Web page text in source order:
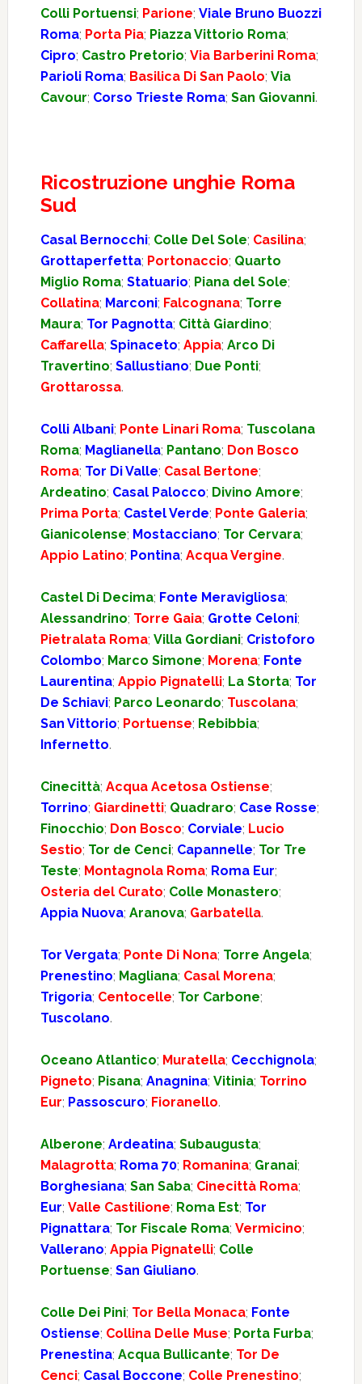
Colli Portuensi; Parione; Viale Bruno Buozzi
Roma; Porta Pia; Piazza Vittorio Roma;
Cipro; Castro Pretorio; Via Barberini Roma;
Parioli Roma; Basilica Di San Paolo; Via
Cavour; Corso Trieste Roma; San Giovanni.
Ricostruzione unghie Roma
Sud
Casal Bernocchi; Colle Del Sole; Casilina;
Grottaperfetta; Portonaccio; Quarto
Miglio Roma; Statuario; Piana del Sole;
Collatina; Marconi; Falcognana; Torre
Maura; Tor Pagnotta; Città Giardino;
Caffarella; Spinaceto; Appia; Arco Di
Travertino; Sallustiano; Due Ponti;
Grottarossa.
Colli Albani; Ponte Linari Roma; Tuscolana
Roma; Maglianella; Pantano; Don Bosco
Roma; Tor Di Valle; Casal Bertone;
Ardeatino; Casal Palocco; Divino Amore;
Prima Porta; Castel Verde; Ponte Galeria;
Gianicolense; Mostacciano; Tor Cervara;
Appio Latino; Pontina; Acqua Vergine.
Castel Di Decima; Fonte Meravigliosa;
Alessandrino; Torre Gaia; Grotte Celoni;
Pietralata Roma; Villa Gordiani; Cristoforo
Colombo; Marco Simone; Morena; Fonte
Laurentina; Appio Pignatelli; La Storta; Tor
De Schiavi; Parco Leonardo; Tuscolana;
San Vittorio; Portuense; Rebibbia;
Infernetto.
Cinecittà; Acqua Acetosa Ostiense;
Torrino; Giardinetti; Quadraro; Case Rosse;
Finocchio; Don Bosco; Corviale; Lucio
Sestio; Tor de Cenci; Capannelle; Tor Tre
Teste; Montagnola Roma; Roma Eur;
Osteria del Curato; Colle Monastero;
Appia Nuova; Aranova; Garbatella.
Tor Vergata; Ponte Di Nona; Torre Angela;
Prenestino; Magliana; Casal Morena;
Trigoria; Centocelle; Tor Carbone;
Tuscolano.
Oceano Atlantico; Muratella; Cecchignola;
Pigneto; Pisana; Anagnina; Vitinia; Torrino
Eur; Passoscuro; Fioranello.
Alberone; Ardeatina; Subaugusta;
Malagrotta; Roma 70; Romanina; Granai;
Borghesiana; San Saba; Cinecittà Roma;
Eur; Valle Castilione; Roma Est; Tor
Pignattara; Tor Fiscale Roma; Vermicino;
Vallerano; Appia Pignatelli; Colle
Portuense; San Giuliano.
Colle Dei Pini; Tor Bella Monaca; Fonte
Ostiense; Collina Delle Muse; Porta Furba;
Prenestina; Acqua Bullicante; Tor De
Cenci; Casal Boccone; Colle Prenestino;